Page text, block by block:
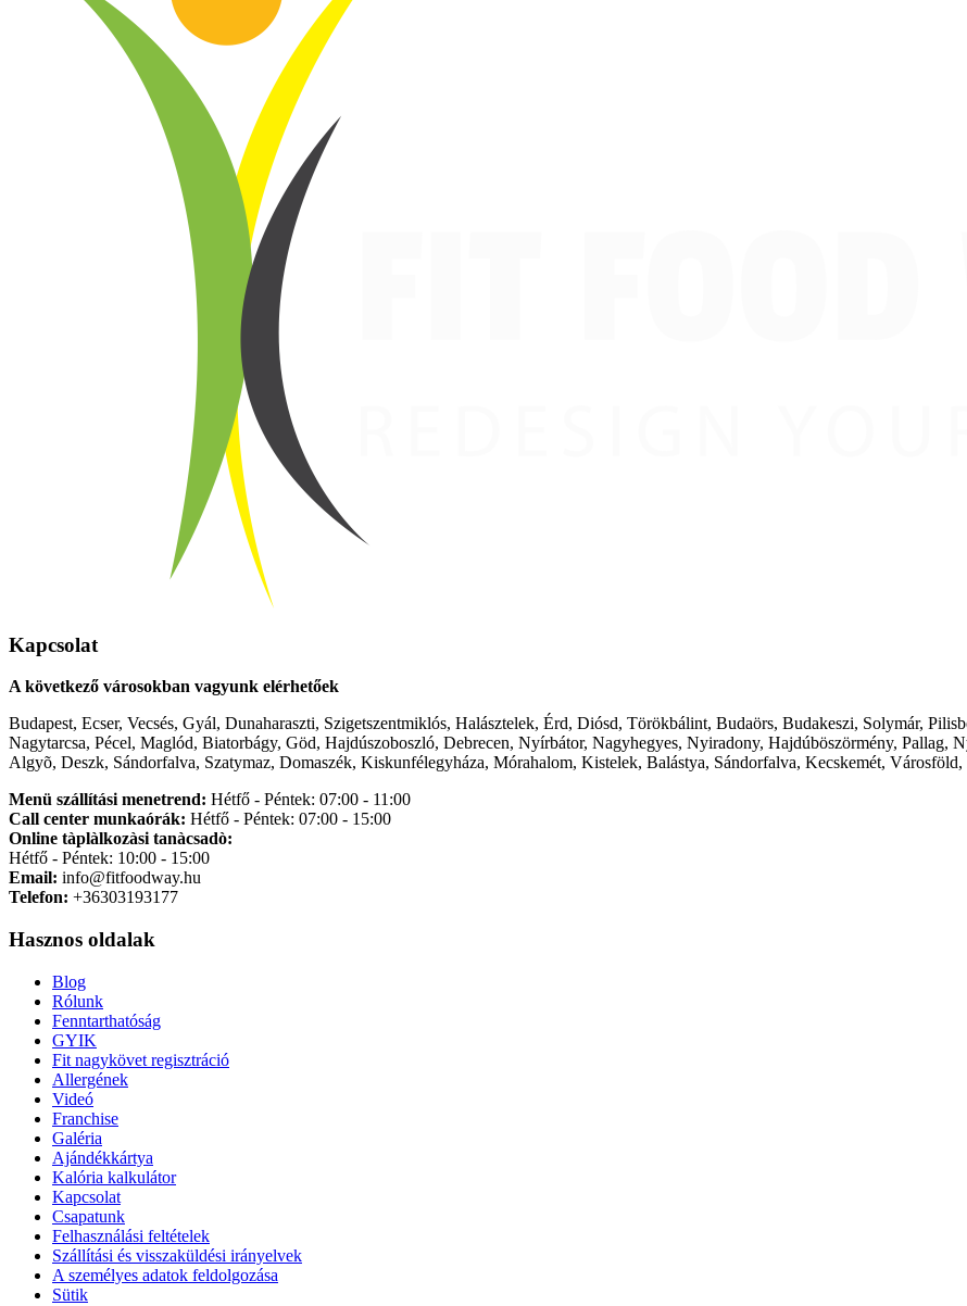
Kapcsolat
A következő városokban vagyunk elérhetőek
Budapest, Ecser, Vecsés, Gyál, Dunaharaszti, Szigetszentmiklós, Halásztelek, Érd, Diósd, Törökbálint, Budaörs, Budakeszi, Solymár,
Nagytarcsa, Pécel, Maglód, Biatorbágy, Göd, Hajdúszoboszló, Debrecen, Nyírbátor, Nagyhegyes, Nyiradony, Hajdúböszörmény,
Algyõ, Deszk, Sándorfalva, Szatymaz, Domaszék, Kiskunfélegyháza, Mórahalom, Kistelek, Balástya, Sándorfalva, Kecskemét,
Menü szállítási menetrend: Hétfő - Péntek: 07:00 - 11:00
Call center munkaórák: Hétfő - Péntek: 07:00 - 15:00
Online tàplàlkozàsi tanàcsadò:
Hétfő - Péntek: 10:00 - 15:00
Email: info@fitfoodway.hu
Telefon: +36303193177
Hasznos oldalak
Blog
Rólunk
Fenntarthatóság
GYIK
Fit nagykövet regisztráció
Allergének
Videó
Franchise
Galéria
Ajándékkártya
Kalória kalkulátor
Kapcsolat
Csapatunk
Felhasználási feltételek
Szállítási és visszaküldési irányelvek
A személyes adatok feldolgozása
Sütik